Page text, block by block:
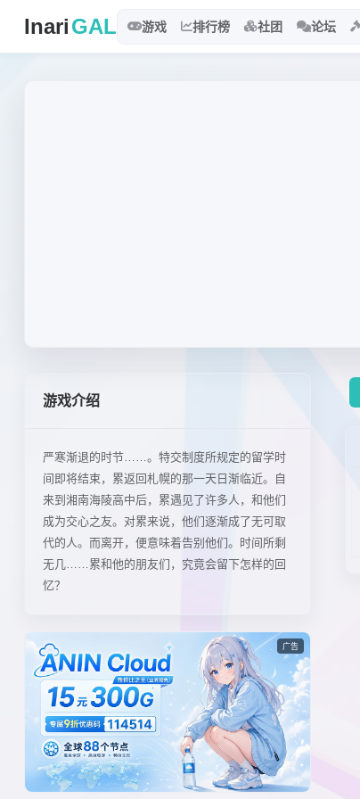
InariGAL 游戏 排行榜 社团 论坛
游戏介绍
严寒渐退的时节……。特交制度所规定的留学时
间即将结束，累返回札幌的那一天日渐临近。自
来到湘南海陵高中后，累遇见了许多人，和他们
成为交心之友。对累来说，他们逐渐成了无可取
代的人。而离开，便意味着告别他们。时间所剩
无几……累和他的朋友们，究竟会留下怎样的回
忆？
广告